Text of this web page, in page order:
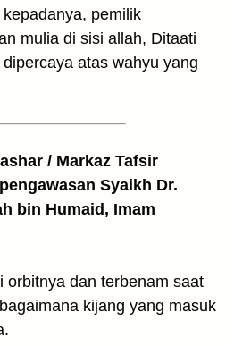
pemilik
mulia di sisi allah, Ditaati
atas wahyu yang
/ Markaz Tafsir
Syaikh Dr.
bin Humaid, Imam
orbitnya dan terbenam saat
kijang yang masuk